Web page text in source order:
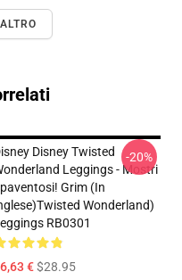
Disney Twisted
Leggings - Mostri
Grim (in
Wonderland)
RB0301
€$28.95
-20%